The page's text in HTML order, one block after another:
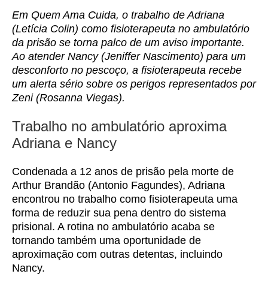
Em Quem Ama Cuida, o trabalho de Adriana
(Letícia Colin) como fisioterapeuta no ambulatório
da prisão se torna palco de um aviso importante.
Ao atender Nancy (Jeniffer Nascimento) para um
desconforto no pescoço, a fisioterapeuta recebe
um alerta sério sobre os perigos representados por
Zeni (Rosanna Viegas).
Trabalho no ambulatório aproxima
Adriana e Nancy
Condenada a 12 anos de prisão pela morte de
Arthur Brandão (Antonio Fagundes), Adriana
encontrou no trabalho como fisioterapeuta uma
forma de reduzir sua pena dentro do sistema
prisional. A rotina no ambulatório acaba se
tornando também uma oportunidade de
aproximação com outras detentas, incluindo
Nancy.